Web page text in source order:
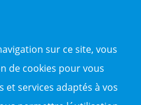
sur ce site, vous
de cookies pour vous
services adaptés à vos
à 16-Alger
à 23-Annaba